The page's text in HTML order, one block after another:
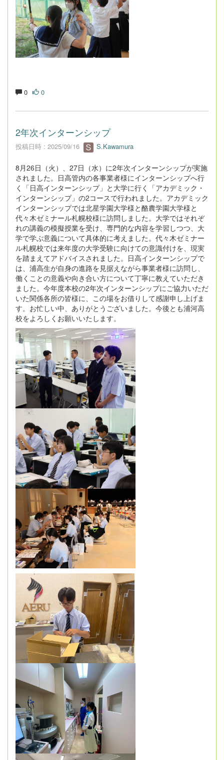
0 0
2年次インターンシップ
投稿日時 : 2025/09/16 S.Kawamura
8月26日（火）、27日（水）に2年次インターンシップが実施
されました。日高管内の各事業者様にインターンシップへ行
く「日高インターンシップ」と大学に行く「アカデミック・
インターンシップ」の2コースで行われました。アカデミック
インターンシップでは北星学園大学様と酪農学園大学様と
代々木ゼミナール札幌校様に訪問しました。大学ではそれぞ
れの講義の模擬授業を受け、専門的な内容を学習しつつ、大
学で学ぶ意義について具体的に考えました。代々木ゼミナー
ル札幌校では来年度の大学受験に向けての意識付けを、現実
を踏まえてアドバイスされました。日高インターンシップで
は、浦高生が自身の進路を見据えながら事業者様に訪問し、
働くことの意義や向き合い方について丁寧に教えていただき
ました。今年度本校の2年次インターンシップにご協力いただ
いた関係各所の皆様に、この場をお借りして感謝申し上げま
す。お忙しい中、ありがとうございました。今後とも浦河高
校をよろしくお願いいたします。